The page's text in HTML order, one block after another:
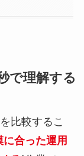
で理解する
比較するこ
合った運用